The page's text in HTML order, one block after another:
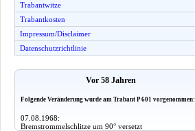
Trabantwitze
Trabantkosten
Impressum/Disclaimer
Datenschutzrichtlinie
Vor 58 Jahren
Folgende Veränderung wurde am Trabant P 601 vorgenommen:
07.08.1968:
Bremstrommelschlitze um 90° versetzt